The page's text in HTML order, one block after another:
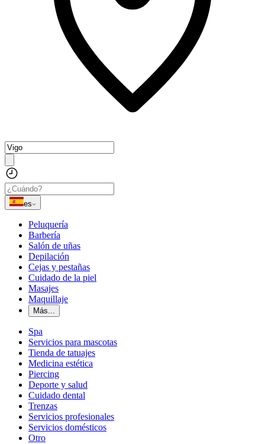
es
Peluquería
Barbería
Salón de uñas
Depilación
Cejas y pestañas
Cuidado de la piel
Masajes
Maquillaje
Más...
Spa
Servicios para mascotas
Tienda de tatuajes
Medicina estética
Piercing
Deporte y salud
Cuidado dental
Trenzas
Servicios profesionales
Servicios domésticos
Otro